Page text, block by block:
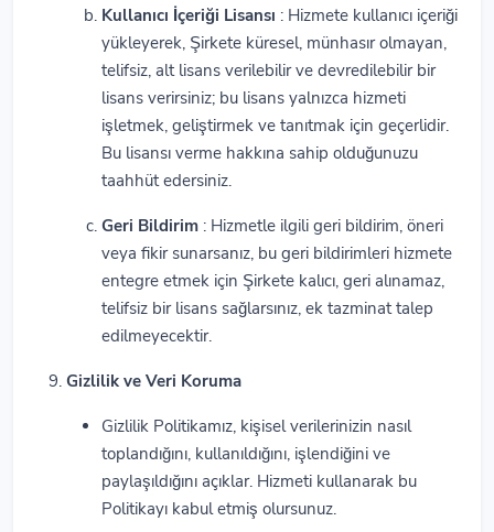
Kullanıcı İçeriği Lisansı : Hizmete kullanıcı içeriği
yükleyerek, Şirkete küresel, münhasır olmayan,
telifsiz, alt lisans verilebilir ve devredilebilir bir
lisans verirsiniz; bu lisans yalnızca hizmeti
işletmek, geliştirmek ve tanıtmak için geçerlidir.
Bu lisansı verme hakkına sahip olduğunuzu
taahhüt edersiniz.
Geri Bildirim : Hizmetle ilgili geri bildirim, öneri
veya fikir sunarsanız, bu geri bildirimleri hizmete
entegre etmek için Şirkete kalıcı, geri alınamaz,
telifsiz bir lisans sağlarsınız, ek tazminat talep
edilmeyecektir.
Gizlilik ve Veri Koruma
Gizlilik Politikamız, kişisel verilerinizin nasıl
toplandığını, kullanıldığını, işlendiğini ve
paylaşıldığını açıklar. Hizmeti kullanarak bu
Politikayı kabul etmiş olursunuz.